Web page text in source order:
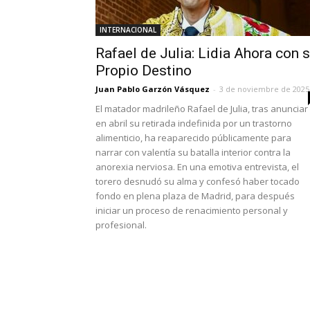
INTERNACIONAL
Rafael de Julia: Lidia Ahora con
Propio Destino
Juan Pablo Garzón Vásquez - 3 de noviembre de 2025
El matador madrileño Rafael de Julia, tras anunciar
en abril su retirada indefinida por un trastorno
alimenticio, ha reaparecido públicamente para
narrar con valentía su batalla interior contra la
anorexia nerviosa. En una emotiva entrevista, el
torero desnudó su alma y confesó haber tocado
fondo en plena plaza de Madrid, para después
iniciar un proceso de renacimiento personal y
profesional.